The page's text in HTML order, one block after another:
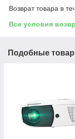
Возврат товара в
Все условия
Подобные